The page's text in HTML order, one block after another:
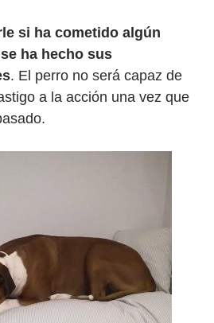
si ha cometido algún
ha hecho sus
. El perro no será capaz de
a la acción una vez que